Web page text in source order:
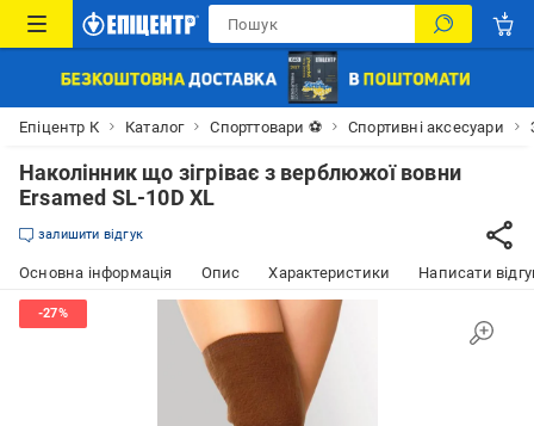
Епіцентр К Каталог Спорттовари ⚽ Спортивні аксесуари
Наколінник що зігріває з верблюжої вовни
Ersamed SL-10D XL
залишити відгук
Основна інформація Опис Характеристики Написати